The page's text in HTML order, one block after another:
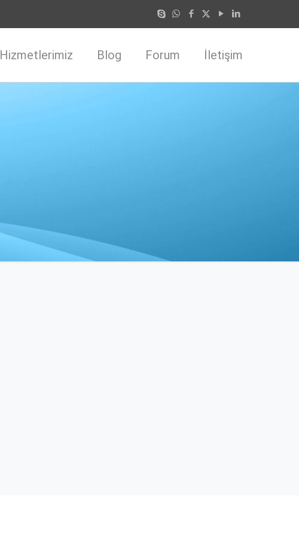
Hizmetlerimiz Blog Forum İletişim